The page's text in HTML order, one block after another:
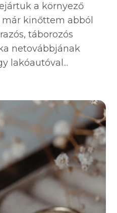
a környező
kinőttem abból
táborozós
netovábbjának
lakóautóval...